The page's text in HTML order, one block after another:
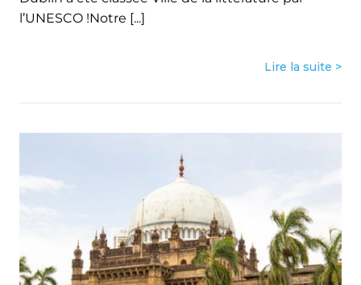
l’UNESCO !Notre [...]
Lire la suite >